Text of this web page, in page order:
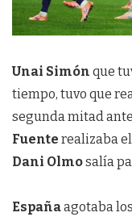
Unai Simón que
tiempo, tuvo que
segunda mitad
Fuente realizaba
Dani Olmosalía
Españaagotaba